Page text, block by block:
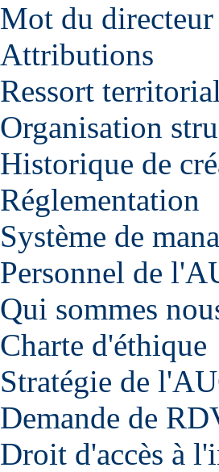
Mot du directeur
Attributions
Ressort territorial
Organisation
Historique de
Réglementation
Système de
Personnel de
Qui sommes
Charte d'éthique
Stratégie de
Demande de
Droit d'accès à